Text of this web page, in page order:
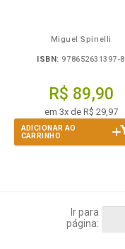
Miguel Spinelli
ISBN: 978652631397-8
R$ 89,90
em 3x de R$ 29,97
ADICIONAR AO
CARRINHO
Ir para
página: